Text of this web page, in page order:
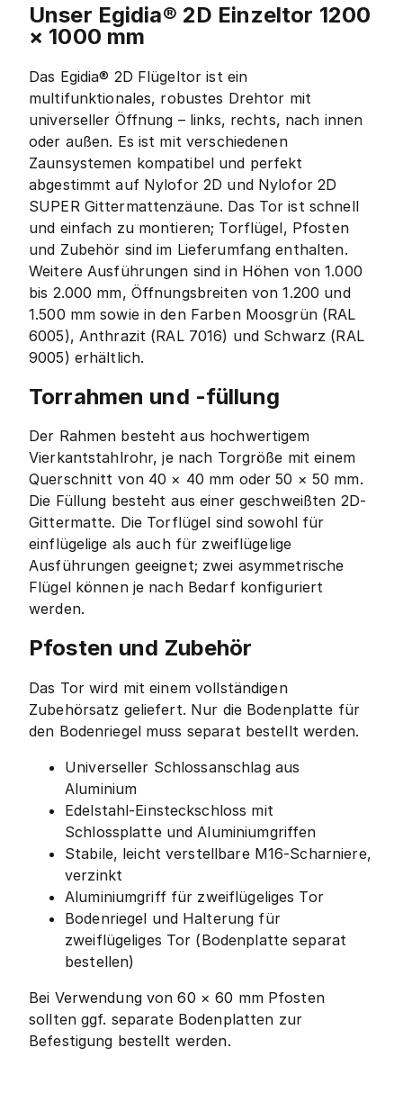
Unser Egidia® 2D Einzeltor 1200
× 1000 mm
Das Egidia® 2D Flügeltor ist ein
multifunktionales, robustes Drehtor mit
universeller Öffnung – links, rechts, nach innen
oder außen. Es ist mit verschiedenen
Zaunsystemen kompatibel und perfekt
abgestimmt auf Nylofor 2D und Nylofor 2D
SUPER Gittermattenzäune. Das Tor ist schnell
und einfach zu montieren; Torflügel, Pfosten
und Zubehör sind im Lieferumfang enthalten.
Weitere Ausführungen sind in Höhen von 1.000
bis 2.000 mm, Öffnungsbreiten von 1.200 und
1.500 mm sowie in den Farben Moosgrün (RAL
6005), Anthrazit (RAL 7016) und Schwarz (RAL
9005) erhältlich.
Torrahmen und -füllung
Der Rahmen besteht aus hochwertigem
Vierkantstahlrohr, je nach Torgröße mit einem
Querschnitt von 40 × 40 mm oder 50 × 50 mm.
Die Füllung besteht aus einer geschweißten 2D-
Gittermatte. Die Torflügel sind sowohl für
einflügelige als auch für zweiflügelige
Ausführungen geeignet; zwei asymmetrische
Flügel können je nach Bedarf konfiguriert
werden.
Pfosten und Zubehör
Das Tor wird mit einem vollständigen
Zubehörsatz geliefert. Nur die Bodenplatte für
den Bodenriegel muss separat bestellt werden.
Universeller Schlossanschlag aus
Aluminium
Edelstahl-Einsteckschloss mit
Schlossplatte und Aluminiumgriffen
Stabile, leicht verstellbare M16-Scharniere,
verzinkt
Aluminiumgriff für zweiflügeliges Tor
Bodenriegel und Halterung für
zweiflügeliges Tor (Bodenplatte separat
bestellen)
Bei Verwendung von 60 × 60 mm Pfosten
sollten ggf. separate Bodenplatten zur
Befestigung bestellt werden.